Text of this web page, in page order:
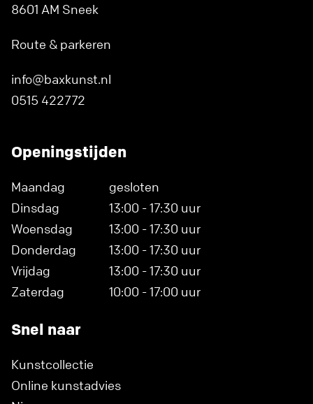
8601 AM Sneek
Route & parkeren
info@baxkunst.nl
0515 422772
Openingstijden
Maandag
gesloten
Dinsdag
13:00 - 17:30 uur
Woensdag
13:00 - 17:30 uur
Donderdag
13:00 - 17:30 uur
Vrijdag
13:00 - 17:30 uur
Zaterdag
10:00 - 17:00 uur
Snel naar
Kunstcollectie
Online kunstadvies